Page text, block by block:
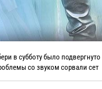
в субботу было
со звуком сорвали сет